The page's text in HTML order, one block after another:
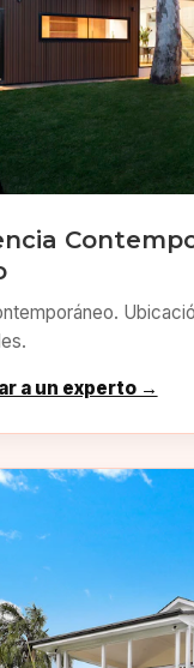
a un experto →